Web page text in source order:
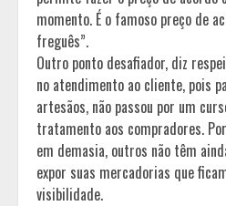
momento. É o famoso preço de
freguês”.
Outro ponto desafiador, diz
no atendimento ao cliente, pois
artesãos, não passou por um
tratamento aos compradores.
em demasia, outros não têm
expor suas mercadorias que
visibilidade.